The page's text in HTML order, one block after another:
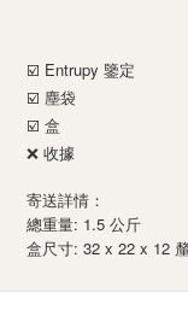
☑️ Entrupy 鑒定
☑️ 塵袋
☑️ 盒
❌ 收據
寄送詳情：
總重量: 1.5 公斤
盒尺寸: 32 x 22 x 12